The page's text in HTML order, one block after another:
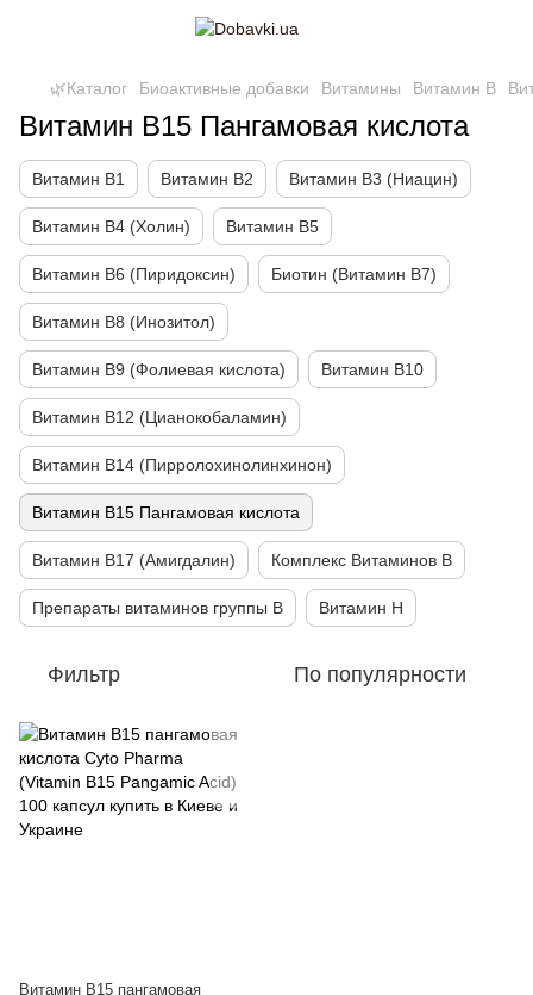
🌿Каталог Биоактивные добавки Витамины Витамин B
Витамин B15 Пангамовая кислота
Витамин B1 Витамин B2 Витамин B3 (Ниацин)
Витамин B4 (Холин) Витамин B5
Витамин В6 (Пиридоксин) Биотин (Витамин B7)
Витамин B8 (Инозитол)
Витамин B9 (Фолиевая кислота) Витамин B10
Витамин B12 (Цианокобаламин)
Витамин В14 (Пирролохинолинхинон)
Витамин B15 Пангамовая кислота
Витамин B17 (Амигдалин) Комплекс Витаминов B
Препараты витаминов группы В Витамин Н
Фильтр По популярности
Витамин B15 пангамовая